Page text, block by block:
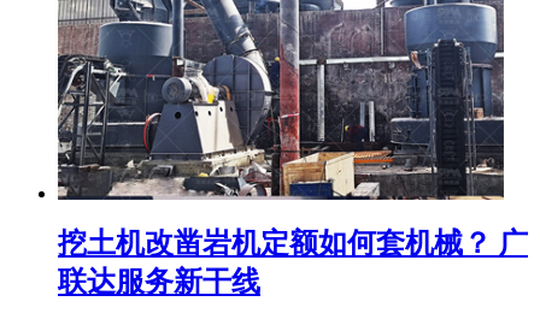
挖土机改凿岩机定额如何套机械？ 广
联达服务新干线